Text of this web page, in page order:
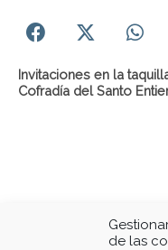
de las
Invitaciones en la
Cofradía del Santo
II Gala Gran Donante de Sangre